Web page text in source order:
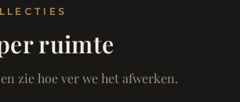
Modern
Living
ruimte
zie hoe ver we het afwerken.